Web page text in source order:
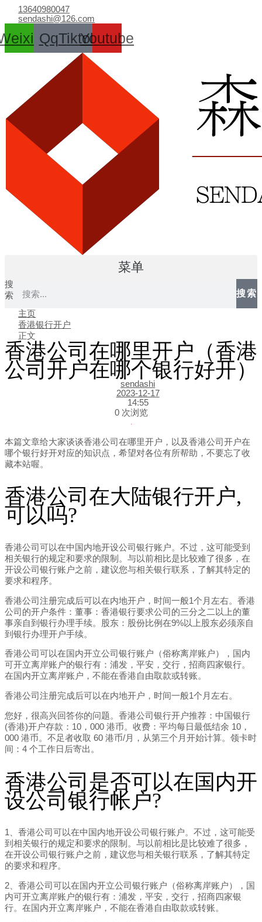
容
13640980047
sendashi@126.com
QqTiktokYoutube
菜单
搜
索
搜索
主页
香港银行开户
正文
香港公司在哪里开户（香港
公司开户在哪个银行好开）
sendashi
2023-12-17
14:55
0 次浏览
本篇文章给大家谈谈香港公司在哪里开户，以及香港公司开户在
哪个银行好开对应的知识点，希望对各位有所帮助，不要忘了收
藏本站喔。
香港公司在大陆银行开户,
可以吗?
香港公司可以在中国内地开设公司银行账户。不过，这可能受到
相关银行的规定和要求的限制。与以前相比是比较难了很多，在
开设公司银行账户之前，建议您与相关银行联系，了解其特定的
要求和程序。
香港公司注册完成后可以在内地开户，时间一般1个月左右。香港
公司的开户条件：董事：香港银行要求公司的三分之二以上的董
事亲自到银行办理手续。股东：股份比例在9%以上股东必须亲自
到银行办理开户手续。
香港公司可以在国内开立公司银行账户（俗称离岸账户），国内
可开立离岸账户的银行有：浦发，平安，交行，招商四家银行。
在国内开立离岸账户，不能在香港自由取款或转账。
香港公司注册完成后可以在内地开户，时间一般1个月左右。
您好，很高兴回答你的问题。香港公司银行开户推荐：中国银行
(香港)开户存款：10，000 港币。收费：平均每日最低结余 10，
000 港币。不足者收取 60 港币/月，从第三个月开始计算。领卡时
间：4 个工作日后寄出。
香港公司是否可以在国内开
设公司银行帐户?
1、香港公司可以在中国内地开设公司银行账户。不过，这可能受
到相关银行的规定和要求的限制。与以前相比是比较难了很多，
在开设公司银行账户之前，建议您与相关银行联系，了解其特定
的要求和程序。
2、香港公司可以在国内开立公司银行账户（俗称离岸账户），国
内可开立离岸账户的银行有：浦发，平安，交行，招商四家银
行。在国内开立离岸账户，不能在香港自由取款或转账。